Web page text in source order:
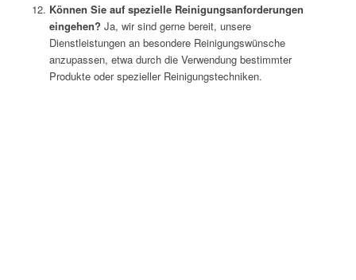
Können Sie auf spezielle Reinigungsanforderungen
eingehen? Ja, wir sind gerne bereit, unsere
Dienstleistungen an besondere Reinigungswünsche
anzupassen, etwa durch die Verwendung bestimmter
Produkte oder spezieller Reinigungstechniken.